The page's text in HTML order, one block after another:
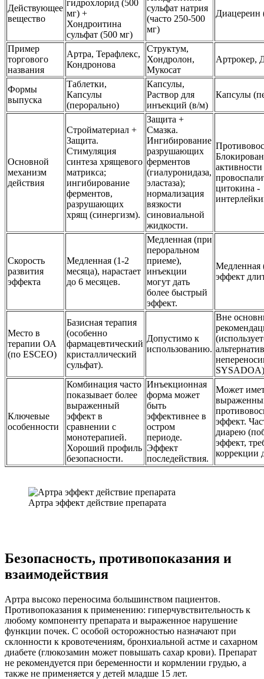
Действующее
вещество
гидрохлорид (500
мг) +
Хондроитина
сульфат (500 мг)
сульфат натрия
(часто 250-500
мг)
Диацереин
Пример
торгового
названия
Артра, Терафлекс,
Кондронова
Структум,
Хондролон,
Мукосат
Артрокер,
Формы
выпуска
Таблетки,
Капсулы
(перорально)
Капсулы,
Раствор для
инъекций (в/м)
Капсулы
Основной
механизм
действия
Стройматериал +
Защита.
Стимуляция
синтеза хрящевого
матрикса;
ингибирование
ферментов,
разрушающих
хрящ (синергизм).
Защита +
Смазка.
Ингибирование
разрушающих
ферментов
(гиалуронидаза,
эластаза);
нормализация
вязкости
синовиальной
жидкости.
цитокина -
Скорость
развития
эффекта
Медленная (1-2
месяца), нарастает
до 6 месяцев.
Медленная (при
пероральном
приеме),
инъекции
могут дать
более быстрый
эффект.
Медленная
эффект
Место в
терапии ОА
(по ESCEO)
Базисная терапия
(особенно
фармацевтический
кристаллический
сульфат).
Допустимо к
использованию.
Вне
Ключевые
особенности
Комбинация часто
показывает более
выраженный
эффект в
сравнении с
монотерапией.
Хороший профиль
безопасности.
Инъекционная
форма может
быть
эффективнее в
остром
периоде.
Эффект
последействия.
Может
эффект.
диарею
эффект,
коррекции
Артра эффект действие препарата
Безопасность, противопоказания и
взаимодействия
Артра высоко переносима большинством пациентов.
Противопоказания к применению: гиперчувствительность к
любому компоненту препарата и выраженное нарушение
функции почек. С особой осторожностью назначают при
склонности к кровотечениям, бронхиальной астме и сахарном
диабете (глюкозамин может повышать сахар крови). Препарат
не рекомендуется при беременности и кормлении грудью, а
также не применяется у детей младше 15 лет.